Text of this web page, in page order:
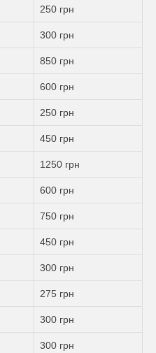
250 грн
300 грн
850 грн
600 грн
250 грн
450 грн
1250 грн
600 грн
750 грн
450 грн
300 грн
275 грн
300 грн
300 грн